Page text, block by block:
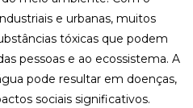
e urbanas, muitos
tóxicas que podem
pessoas e ao ecossistema. A
pode resultar em doenças,
sociais significativos.